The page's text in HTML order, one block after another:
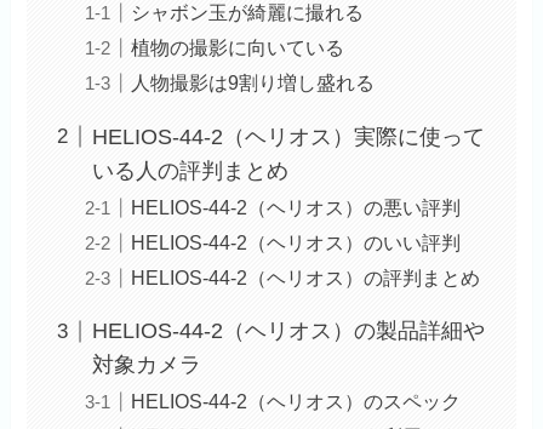
シャボン玉が綺麗に撮れる
植物の撮影に向いている
人物撮影は9割り増し盛れる
HELIOS-44-2（ヘリオス）実際に使って
いる人の評判まとめ
HELIOS-44-2（ヘリオス）の悪い評判
HELIOS-44-2（ヘリオス）のいい評判
HELIOS-44-2（ヘリオス）の評判まとめ
HELIOS-44-2（ヘリオス）の製品詳細や
対象カメラ
HELIOS-44-2（ヘリオス）のスペック